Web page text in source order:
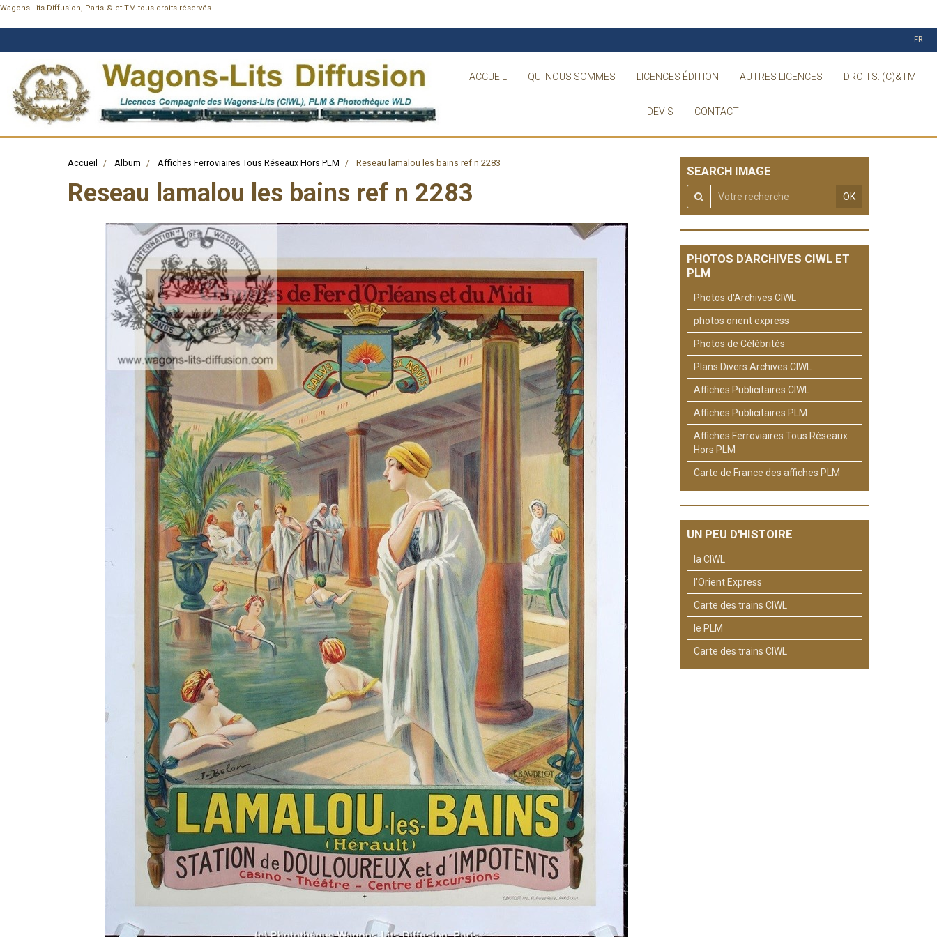
Wagons-Lits Diffusion, Paris © et TM tous droits réservés
ACCUEIL QUI NOUS SOMMES LICENCES ÉDITION AUTRES LICENCES DROITS: (C)&TM
DEVIS CONTACT
FR
Accueil Album Affiches Ferroviaires Tous Réseaux Hors PLM Reseau lamalou les bains ref n 2283
Reseau lamalou les bains ref n 2283
SEARCH IMAGE
OK
PHOTOS D'ARCHIVES CIWL ET
PLM
Photos d'Archives CIWL
photos orient express
Photos de Célébrités
Plans Divers Archives CIWL
Affiches Publicitaires CIWL
Affiches Publicitaires PLM
Affiches Ferroviaires Tous Réseaux
Hors PLM
Carte de France des affiches PLM
UN PEU D'HISTOIRE
la CIWL
l'Orient Express
Carte des trains CIWL
le PLM
Carte des trains CIWL